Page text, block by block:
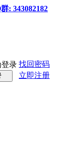
: 343082182
登录 找回密码
立即注册